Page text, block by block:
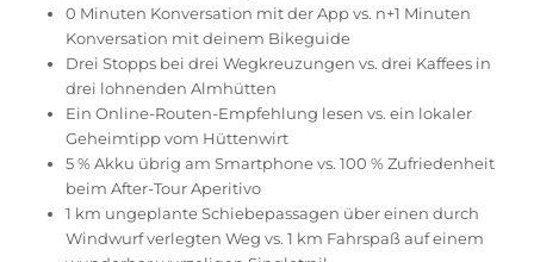
0 Minuten Konversation mit der App vs. n+1 Minuten
Konversation mit deinem Bikeguide
Drei Stopps bei drei Wegkreuzungen vs. drei Kaffees in
drei lohnenden Almhütten
Ein Online-Routen-Empfehlung lesen vs. ein lokaler
Geheimtipp vom Hüttenwirt
5 % Akku übrig am Smartphone vs. 100 % Zufriedenheit
beim After-Tour Aperitivo
1 km ungeplante Schiebepassagen über einen durch
Windwurf verlegten Weg vs. 1 km Fahrspaß auf einem